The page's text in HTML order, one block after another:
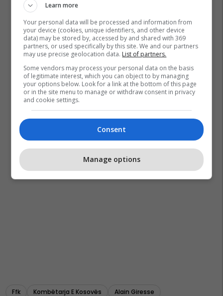
Ffk Kombëtarja E Kosovës Alain Giresse
Learn more
Your personal data will be processed and information from
your device (cookies, unique identifiers, and other device
data) may be stored by, accessed by and shared with 369
partners, or used specifically by this site. We and our partners
may use precise geolocation data. List of partners.
Some vendors may process your personal data on the basis
of legitimate interest, which you can object to by managing
your options below. Look for a link at the bottom of this page
or in the site menu to manage or withdraw consent in privacy
and cookie settings.
Consent
Manage options